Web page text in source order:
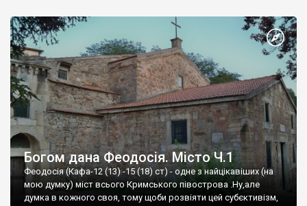
Богом дана Феодосія. Місто Ч.1
Феодосія (Кафа-12 (13) -15 (18) ст) - одне з найцікавіших (на
мою думку) міст всього Кримського півострова .Ну,але
думка в кожного своя, тому щоби розвіяти цей субєктивізм,